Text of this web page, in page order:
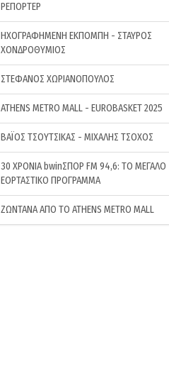
ΡΕΠΟΡΤΕΡ
ΗΧΟΓΡΑΦΗΜΕΝΗ ΕΚΠΟΜΠΗ - ΣΤΑΥΡΟΣ
ΧΟΝΔΡΟΘΥΜΙΟΣ
ΣΤΕΦΑΝΟΣ ΧΩΡΙΑΝΟΠΟΥΛΟΣ
ATHENS METRO MALL - EUROBASKET 2025
ΒΑΪΟΣ ΤΣΟΥΤΣΙΚΑΣ - ΜΙΧΑΛΗΣ ΤΣΟΧΟΣ
30 ΧΡΟΝΙΑ bwinΣΠΟΡ FM 94,6: ΤΟ ΜΕΓΑΛΟ
ΕΟΡΤΑΣΤΙΚΟ ΠΡΟΓΡΑΜΜΑ
ΖΩΝΤΑΝΑ ΑΠΟ ΤΟ ATHENS METRO MALL